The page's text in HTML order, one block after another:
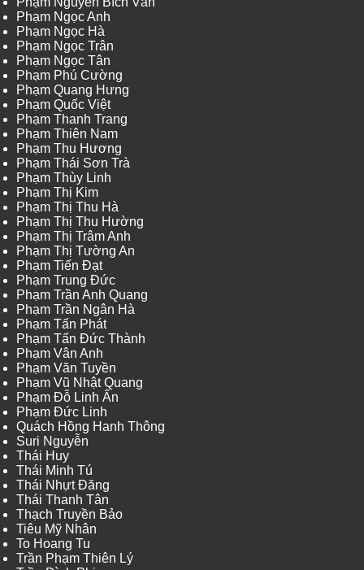
Phạm Ngọc Anh
Phạm Ngọc Hà
Phạm Ngọc Trân
Phạm Ngọc Tân
Phạm Phú Cường
Phạm Quang Hưng
Phạm Quốc Việt
Phạm Thanh Trang
Phạm Thiên Nam
Phạm Thu Hương
Phạm Thái Sơn Trà
Phạm Thùy Linh
Phạm Thị Kim
Phạm Thị Thu Hà
Phạm Thị Thu Hường
Phạm Thị Trâm Anh
Phạm Thị Tường An
Phạm Tiến Đạt
Phạm Trung Đức
Phạm Trần Anh Quang
Phạm Trần Ngân Hà
Phạm Tấn Phát
Phạm Tấn Đức Thành
Phạm Vân Anh
Phạm Văn Tuyền
Phạm Vũ Nhật Quang
Phạm Đỗ Linh Ấn
Phạm Đức Linh
Quách Hồng Hanh Thông
Suri Nguyễn
Thái Huy
Thái Minh Tú
Thái Nhựt Đăng
Thái Thanh Tân
Thạch Truyền Bảo
Tiêu Mỹ Nhân
To Hoang Tu
Trần Phạm Thiên Lý